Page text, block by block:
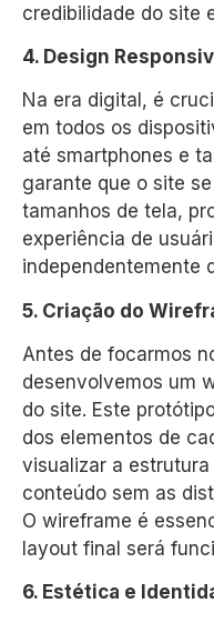
credibilidade do site
4. Design
Na era digital, é
em todos os
até smartphones e
garante que o site
tamanhos de tela,
experiência de
independentemente
5. Criação do
Antes de focarmos
desenvolvemos um
do site. Este
dos elementos de
visualizar a
conteúdo sem as
O wireframe é
layout final será
6. Estética e